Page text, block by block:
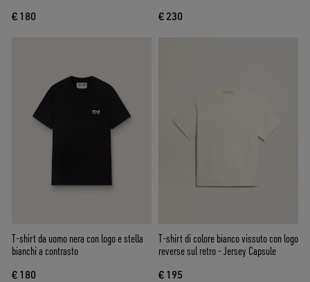
€ 180 € 230
T-shirt da uomo nera con logo e stella
bianchi a contrasto
€ 180
T-shirt di colore bianco vissuto con logo
reverse sul retro - Jersey Capsule
€ 195